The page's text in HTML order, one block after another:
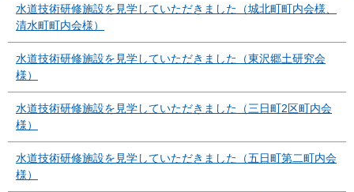
水道技術研修施設を見学していただきました（城北町町内会様、
清水町町内会様）
水道技術研修施設を見学していただきました（東沢郷土研究会
様）
水道技術研修施設を見学していただきました（三日町2区町内会
様）
水道技術研修施設を見学していただきました（五日町第二町内会
様）